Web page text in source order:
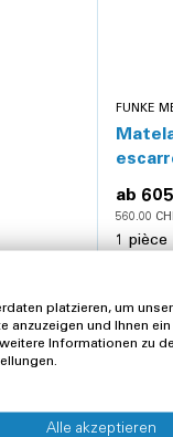
FUNKE
avec
ab
560.00
1 pièce
platzieren, um
anzuzeigen und Ihnen ein
Informationen zu
Alle akzeptieren